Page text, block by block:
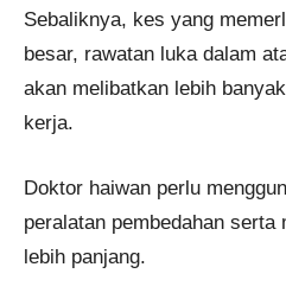
Sebaliknya, kes yang
besar, rawatan luka dalam
akan melibatkan lebih
kerja.
Doktor haiwan perlu
peralatan pembedahan serta
lebih panjang.